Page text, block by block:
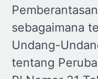
sebagaimana
Undang-
tentang